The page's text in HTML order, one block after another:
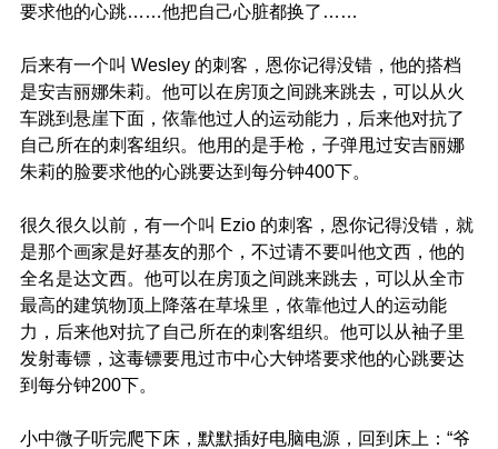
要求他的心跳……他把自己心脏都换了……
后来有一个叫 Wesley 的刺客，恩你记得没错，他的搭档
是安吉丽娜朱莉。他可以在房顶之间跳来跳去，可以从火
车跳到悬崖下面，依靠他过人的运动能力，后来他对抗了
自己所在的刺客组织。他用的是手枪，子弹甩过安吉丽娜
朱莉的脸要求他的心跳要达到每分钟400下。
很久很久以前，有一个叫 Ezio 的刺客，恩你记得没错，就
是那个画家是好基友的那个，不过请不要叫他文西，他的
全名是达文西。他可以在房顶之间跳来跳去，可以从全市
最高的建筑物顶上降落在草垛里，依靠他过人的运动能
力，后来他对抗了自己所在的刺客组织。他可以从袖子里
发射毒镖，这毒镖要甩过市中心大钟塔要求他的心跳要达
到每分钟200下。
小中微子听完爬下床，默默插好电脑电源，回到床上：“爷